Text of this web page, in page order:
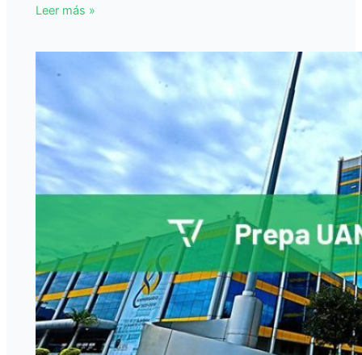
Leer más »